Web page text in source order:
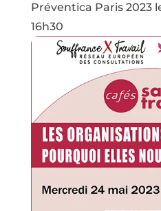
Préventica Paris 2023
16h30